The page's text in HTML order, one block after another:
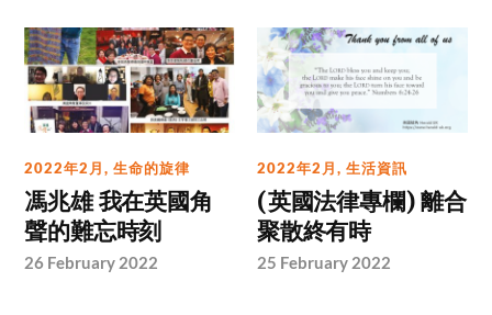
2022年2月,生命的旋律
馮兆雄 我在英國角
聲的難忘時刻
26 February 2022
2022年2月,生活資訊
(英國法律專欄) 離合
聚散終有時
25 February 2022